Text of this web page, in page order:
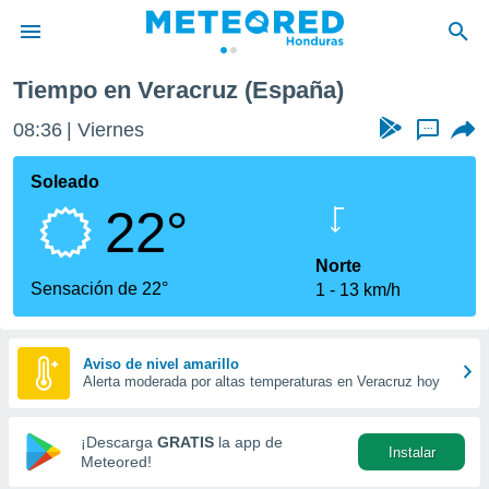
de
ha sido
calidad.
a este
las
y
forma
digital
basada
Tiempo en Veracruz (España)
08:36 Viernes ...
Soleado
22°
Sensación de 22°
Norte
1
13 km/h
Aviso de nivel amarillo
Alerta moderada por altas temperaturas en Veracruz hoy
¡Descarga GRATIS la app de
Meteored!
Instalar